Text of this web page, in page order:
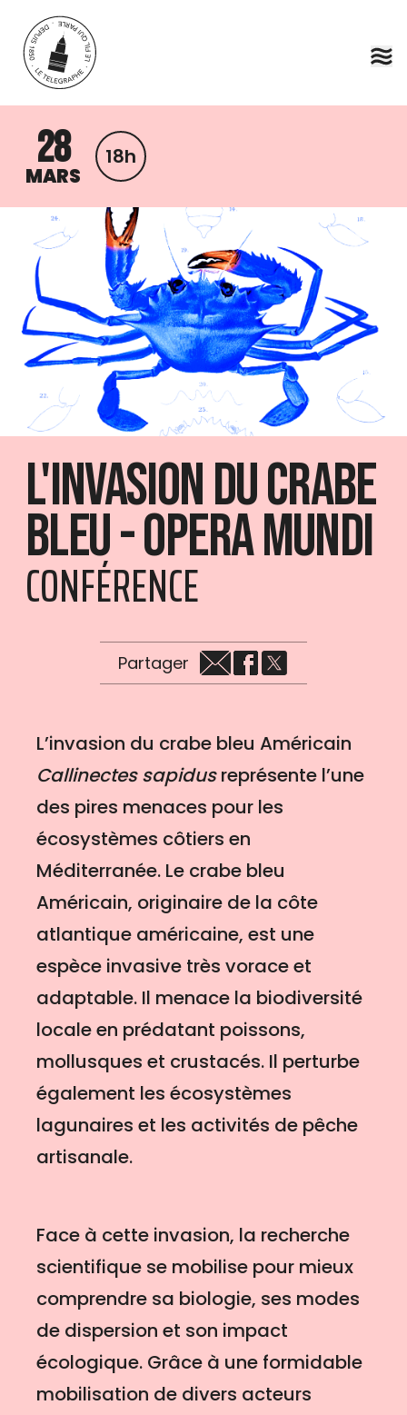
Aller au contenu principal
28
MARS
18h
L'invasion du crabe
bleu - Opera Mundi
CONFÉRENCE
Partager
L’invasion du crabe bleu Américain
Callinectes sapidusreprésente l’une
des pires menaces pour les
écosystèmes côtiers en
Méditerranée. Le crabe bleu
Américain, originaire de la côte
atlantique américaine, est une
espèce invasive très vorace et
adaptable. Il menace la biodiversité
locale en prédatant poissons,
mollusques et crustacés. Il perturbe
également les écosystèmes
lagunaires et les activités de pêche
artisanale.
Face à cette invasion, la recherche
scientifique se mobilise pour mieux
comprendre sa biologie, ses modes
de dispersion et son impact
écologique. Grâce à une formidable
mobilisation de divers acteurs